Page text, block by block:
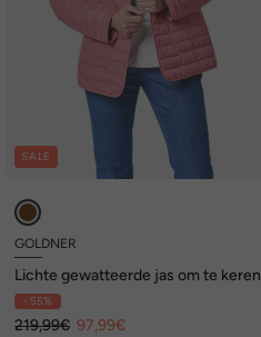
SALE
GOLDNER
Lichte gewatteerde jas om te keren
- 55%
219,99€ 97,99€